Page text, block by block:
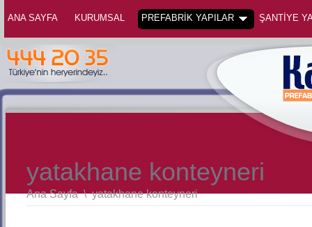
ANA SAYFA KURUMSAL PREFABRİK YAPILAR ŞANTİYE
yatakhane konteyneri
Ana Sayfa \yatakhane konteyneri